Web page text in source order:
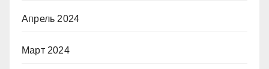
Апрель 2024
Март 2024